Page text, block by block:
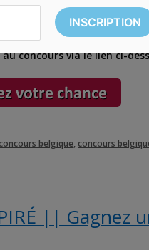
est possible de
concours via le lien ci-
concours belgique concours
|| Gagnez